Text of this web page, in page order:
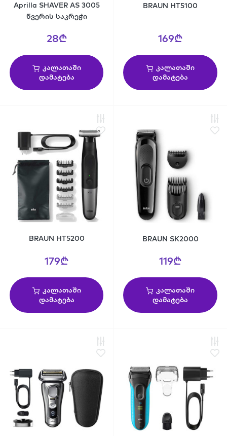
Aprilla SHAVER AS 3005
წვერის საკრეჭი
28₾
კალათაში
დამატება
BRAUN HT5100
169₾
კალათაში
დამატება
BRAUN HT5200
179₾
კალათაში
დამატება
BRAUN SK2000
119₾
კალათაში
დამატება